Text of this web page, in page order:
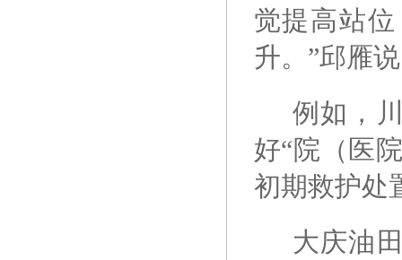
觉提高站
升。”邱雁
例如，
好“院（医
初期救护处
大庆油